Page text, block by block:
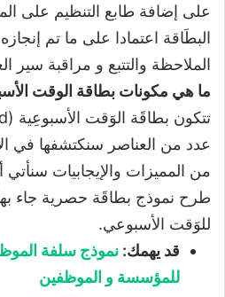
على إضافة طابع التنظيم على
البطَاقة اعتمادا على ما تم
الملاحظة والتتبع و مراقبة سير
ما هي مكونات بطاقة الوقت
عدد من العناصر سنكتشفها في
من المميزات والإيجابيات
طرح نموذج بطاقَة حصرية جاء
للوَقت الأسبوعي.
قد يهمك: نموذج سلفة
للمؤسسة و الموظفين